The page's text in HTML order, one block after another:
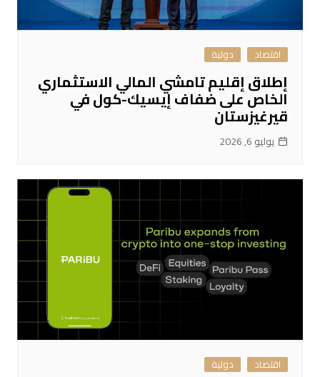
اقتصاد دولية
إطلاق إقليم تامشي المالي الاستثماري
الخاص على ضفاف إيسيك-كول في
قيرغيزستان
يوليو 6, 2026
اقتصاد دولية